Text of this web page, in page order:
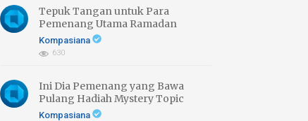
Tepuk Tangan untuk Para
Pemenang Utama Ramadan
Bercerita 2026
Kompasiana
630
Ini Dia Pemenang yang Bawa
Pulang Hadiah Mystery Topic
Ramadan Bercerita 2026
Kompasiana